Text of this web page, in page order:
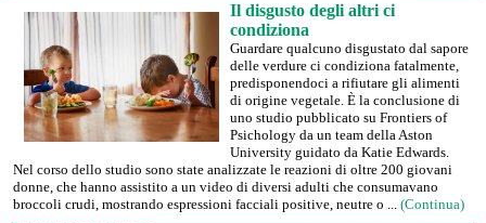
Il disgusto degli altri ci
condiziona
Guardare qualcuno disgustato dal sapore
delle verdure ci condiziona fatalmente,
predisponendoci a rifiutare gli alimenti
di origine vegetale. È la conclusione di
uno studio pubblicato su Frontiers of
Psichology da un team della Aston
University guidato da Katie Edwards.
Nel corso dello studio sono state analizzate le reazioni di oltre 200 giovani
donne, che hanno assistito a un video di diversi adulti che consumavano
broccoli crudi, mostrando espressioni facciali positive, neutre o ... (Continua)